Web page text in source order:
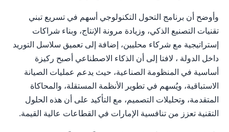
وأوضح أن برنامج التحول التكنولوجي أسهم في تسريع تبني
تقنيات التصنيع الذكي، وزيادة مرونة الإنتاج، وبناء شراكات
إستراتيجية مع شركاء محليين، إضافة إلى تعميق سلاسل التوريد
داخل الدولة ، لافتا إلى أن الذكاء الاصطناعي أصبح ركيزة
أساسية في المنظومة الصناعية، حيث يدعم عمليات الصيانة
الاستباقية، ويُسهم في تطوير الأنظمة المستقلة، والمحاكاة
المتقدمة، وتحليلات التصميم، مع التأكيد على أن هذه الحلول
التقنية تعزز من تنافسية الإمارات في القطاعات عالية القيمة.